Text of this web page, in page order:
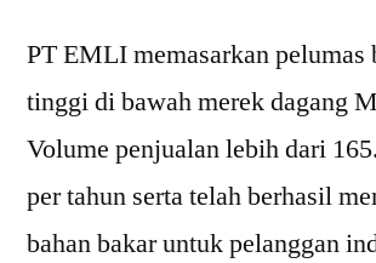
PT EMLI memasarkan pelumas
tinggi di bawah merek dagang
Volume penjualan lebih dari
per tahun serta telah berhasil
bahan bakar untuk pelanggan